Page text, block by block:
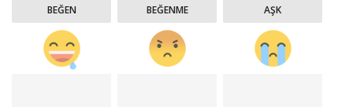
BEĞEN BEĞENME AŞK